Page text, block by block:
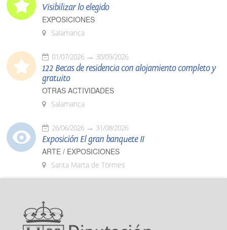
Visibilizar lo elegido
EXPOSICIONES
Salamanca
01/07/2026 30/09/2026
122 Becas de residencia con alojamiento completo y
gratuito
OTRAS ACTIVIDADES
Salamanca
26/06/2026 31/08/2026
Exposición El gran banquete II
ARTE / EXPOSICIONES
Santa Marta de Tormes